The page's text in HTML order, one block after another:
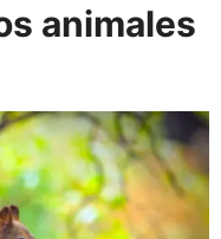
animales